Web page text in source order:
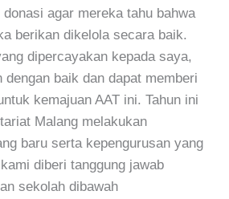
agar mereka tahu bahwa
berikan dikelola secara baik.
dipercayakan kepada saya,
dengan baik dan dapat memberi
kemajuan AAT ini. Tahun ini
Malang melakukan
baru serta kepengurusan yang
diberi tanggung jawab
sekolah dibawah